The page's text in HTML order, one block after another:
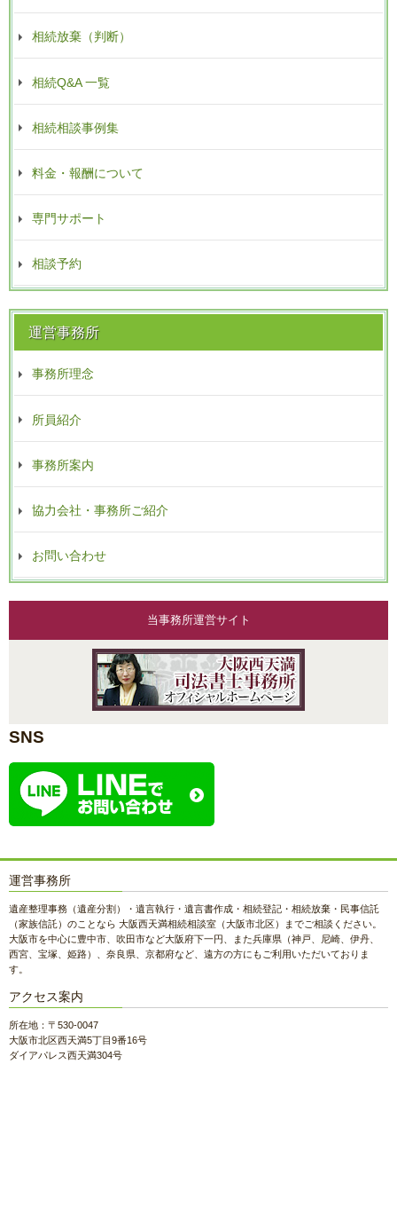
相続放棄（判断）
相続Q&A 一覧
相続相談事例集
料金・報酬について
専門サポート
相談予約
運営事務所
事務所理念
所員紹介
事務所案内
協力会社・事務所ご紹介
お問い合わせ
当事務所運営サイト
SNS
運営事務所
遺産整理事務（遺産分割）・遺言執行・遺言書作成・相続登記・相続放棄・民事信託
（家族信託）のことなら 大阪西天満相続相談室（大阪市北区）までご相談ください。
大阪市を中心に豊中市、吹田市など大阪府下一円、また兵庫県（神戸、尼崎、伊丹、
西宮、宝塚、姫路）、奈良県、京都府など、遠方の方にもご利用いただいておりま
す。
アクセス案内
所在地：〒530-0047
大阪市北区西天満5丁目9番16号
ダイアパレス西天満304号